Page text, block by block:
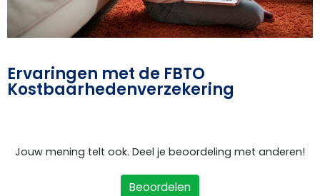
Ervaringen met de FBTO
Kostbaarhedenverzekering
Jouw mening telt ook. Deel je beoordeling met anderen!
Beoordelen